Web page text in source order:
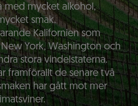
med mycket alkohol,
smak.
Kalifornien som
York, Washington och
stora vindelstaterna.
framförallt de senare två
har gått mot mer